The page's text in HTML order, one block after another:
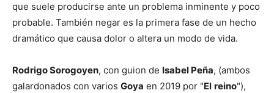
que suele producirse ante un problema inminente y poco
probable. También negar es la primera fase de un hecho
dramático que causa dolor o altera un modo de vida.
Rodrigo Sorogoyen, con guion de Isabel Peña, (ambos
galardonados con varios Goya en 2019 por "El reino"),